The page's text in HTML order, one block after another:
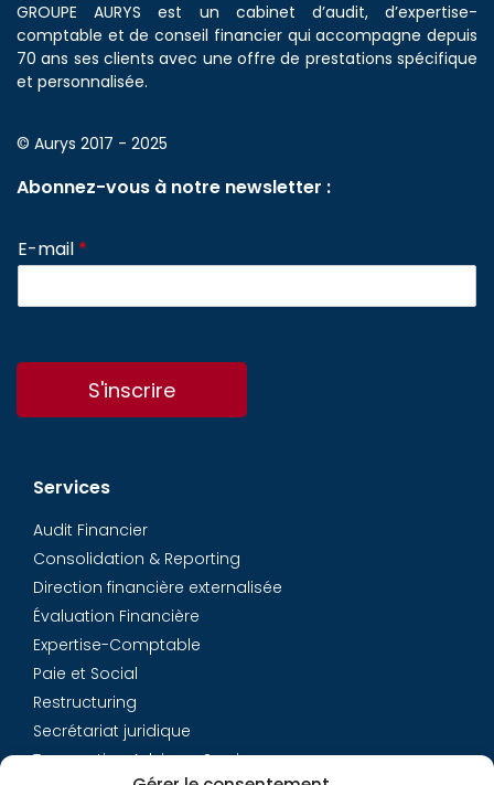
GROUPE AURYS est un cabinet d’audit, d’expertise-
comptable et de conseil financier qui accompagne depuis
70 ans ses clients avec une offre de prestations spécifique
et personnalisée.
© Aurys 2017 - 2025
Abonnez-vous à notre newsletter :
E-mail *
S'inscrire
Services
Audit Financier
Consolidation & Reporting
Direction financière externalisée
Évaluation Financière
Expertise-Comptable
Paie et Social
Restructuring
Secrétariat juridique
Transaction Advisory Services